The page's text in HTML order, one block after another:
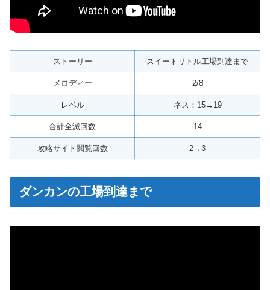
ストーリー スイートリトル工場到達まで
メロディー 2/8
レベル ネス：15→19
合計全滅回数 14
攻略サイト閲覧回数 2→3
ダンカンの工場到達まで